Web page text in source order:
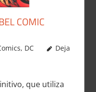
COMIC
Banana
, DC
Deja
que utiliza